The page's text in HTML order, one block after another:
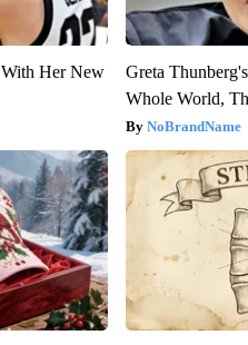
Her New
Greta
Whole World,
NoBrandName